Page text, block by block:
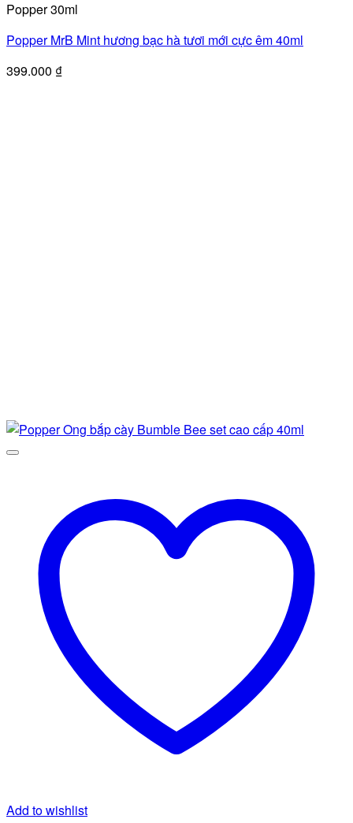
Popper 30ml
Popper MrB Mint hương bạc hà tươi mới cực êm 40ml
399.000 ₫
Add to wishlist